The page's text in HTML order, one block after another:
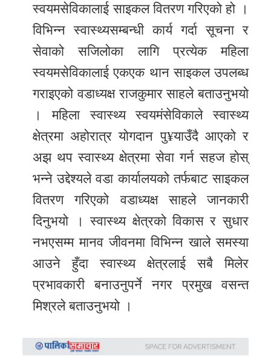
English
स्वयमसेविकालाई साइकल वितरण गरिएको हो ।
विभिन्न स्वास्थ्यसम्बन्धी कार्य गर्दा सूचना र
सेवाको सजिलोका लागि प्रत्येक महिला
स्वयमसेविकालाई एकएक थान साइकल उपलब्ध
गराइएको वडाध्यक्ष राजकुमार साहले बताउनुभयो
। महिला स्वास्थ्य स्वयमंसेविकाले स्वास्थ्य
क्षेत्रमा अहोरात्र योगदान पु¥याउँदै आएको र
अझ थप स्वास्थ्य क्षेत्रमा सेवा गर्न सहज होस्
भन्ने उद्देश्यले वडा कार्यालयको तर्फबाट साइकल
वितरण गरिएको वडाध्यक्ष साहले जानकारी
दिनुभयो । स्वास्थ्य क्षेत्रको विकास र सुधार
नभएसम्म मानव जीवनमा विभिन्न खाले समस्या
आउने हुँदा स्वास्थ्य क्षेत्रलाई सबै मिलेर
प्रभावकारी बनाउनुपर्ने नगर प्रमुख वसन्त
मिश्रले बताउनुभयो ।